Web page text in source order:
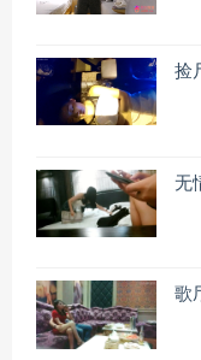
捡
无
歌